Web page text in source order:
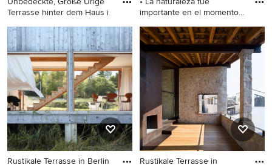
Terrasse hinter dem Haus i
Unbedeckte, Große Urige
Terrasse hinter dem Haus in
Florenz
importante en el momento
Kleine Urige Pergola Terrasse
hinter dem Haus in Sonstige
Rustikale Terrasse in Berlin
Rustikale Terrasse in